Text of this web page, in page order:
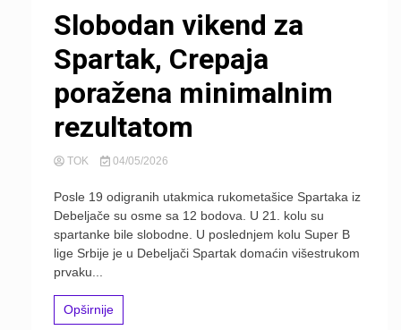
Slobodan vikend za
Spartak, Crepaja
poražena minimalnim
rezultatom
TOK 04/05/2026
Posle 19 odigranih utakmica rukometašice Spartaka iz
Debeljače su osme sa 12 bodova. U 21. kolu su
spartanke bile slobodne. U poslednjem kolu Super B
lige Srbije je u Debeljači Spartak domaćin višestrukom
prvaku...
Opširnije